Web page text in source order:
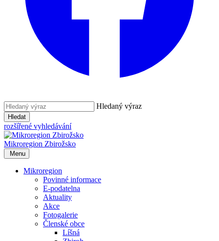
Hledaný výraz
Hledat
rozšířené vyhledávání
Mikroregion Zbirožsko
Menu
Mikroregion
Povinné informace
E-podatelna
Aktuality
Akce
Fotogalerie
Členské obce
Líšná